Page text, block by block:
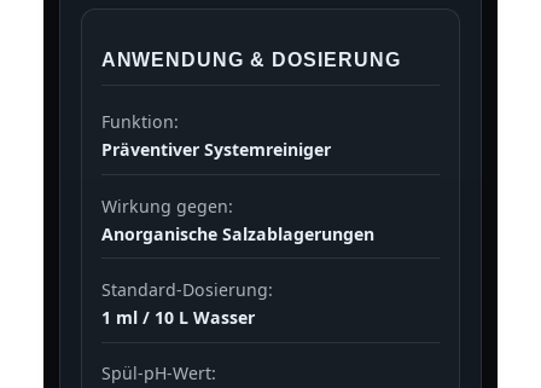
ANWENDUNG & DOSIERUNG
Funktion:
Präventiver Systemreiniger
Wirkung gegen:
Anorganische Salzablagerungen
Standard-Dosierung:
1 ml / 10 L Wasser
Spül-pH-Wert: